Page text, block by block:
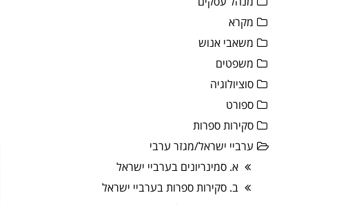
מקרא
משאבי אנוש
משפטים
סוציולוגיה
ספורט
סקירות ספרות
ערביי ישראל/מגזר ערבי
א. סמינריונים בערביי ישראל
ב. סקירות ספרות בערביי ישראל